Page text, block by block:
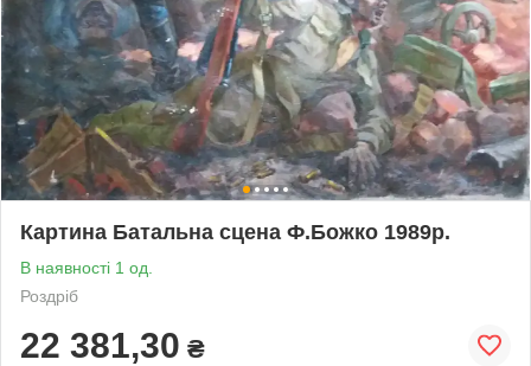
Картина Батальна сцена Ф.Божко 1989р.
В наявності 1 од.
Роздріб
22 381,30 ₴